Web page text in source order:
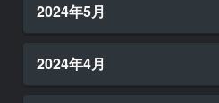
2024年5月
2024年4月